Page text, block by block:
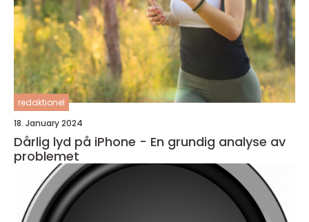
redaktionel
18. January 2024
Dårlig lyd på iPhone - En grundig analyse av
problemet